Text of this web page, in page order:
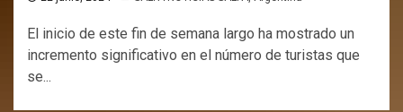
El inicio de este fin de semana largo ha mostrado un
incremento significativo en el número de turistas que
se...